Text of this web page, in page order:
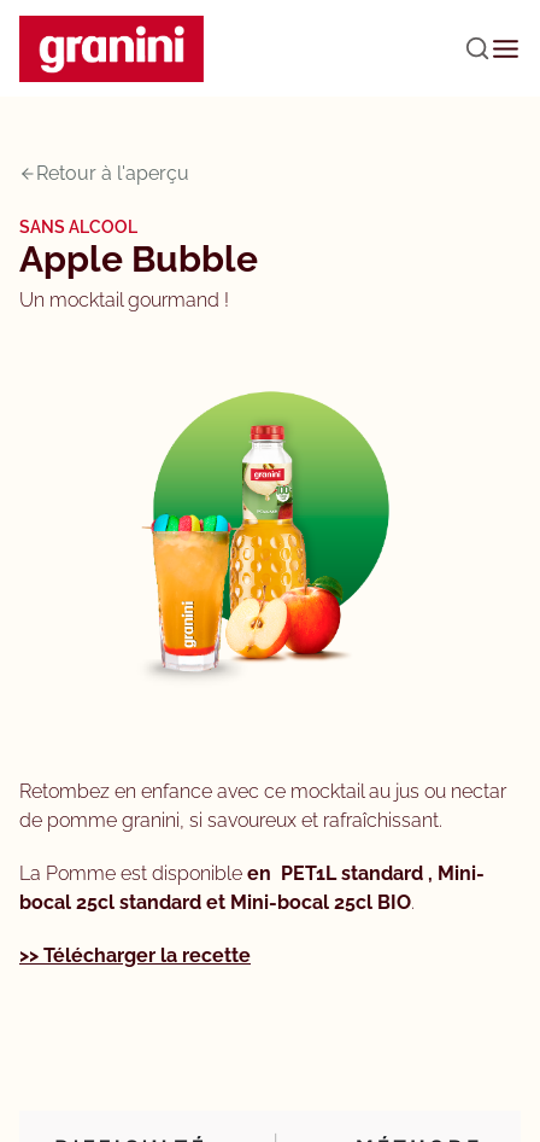
Passer au contenu principal
Retour à l'aperçu
SANS ALCOOL
Apple Bubble
Un mocktail gourmand !
Retombez en enfance avec ce mocktail au jus ou nectar
de pomme granini, si savoureux et rafraîchissant.
La Pomme est disponible en PET1L standard , Mini-
bocal 25cl standard et Mini-bocal 25cl BIO.
>> Télécharger la recette